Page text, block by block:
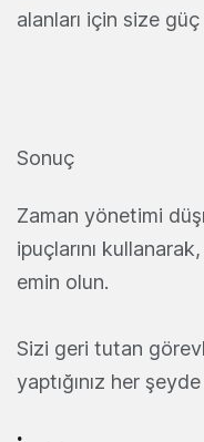
alanları için size güç
Sonuç
Zaman yönetimi
ipuçlarını
emin olun.
Sizi geri tutan
yaptığınız her